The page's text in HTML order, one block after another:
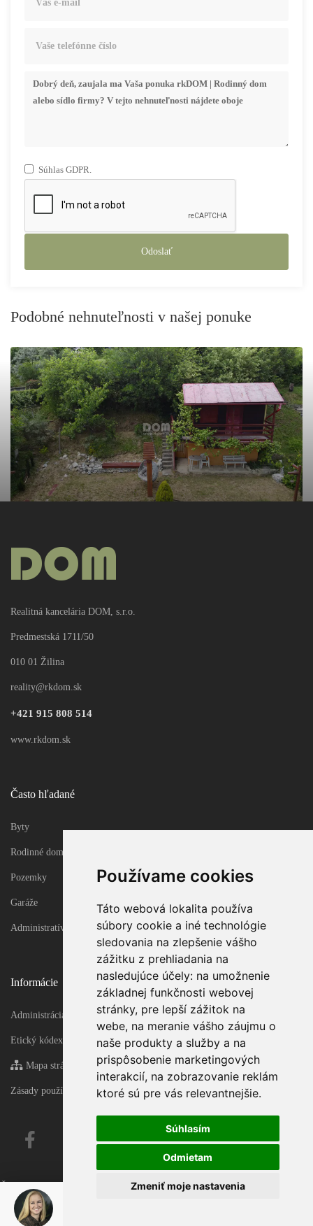
Používame cookies
Táto webová lokalita používa
súbory cookie a iné technológie
sledovania na zlepšenie vášho
zážitku z prehliadania na
nasledujúce účely: na umožnenie
základnej funkčnosti webovej
stránky, pre lepší zážitok na
webe, na meranie vášho záujmu o
naše produkty a služby a na
prispôsobenie marketingových
interakcií, na zobrazovanie reklám
ktoré sú pre vás relevantnejšie.
Súhlasím
Odmietam
Zmeniť moje nastavenia
Súhlas GDPR.
Odoslať
Podobné nehnuteľnosti v našej ponuke
rkDOM | Záhradná chatka na predaj Budatínska Lehota
Realitná kancelária DOM, s.r.o.
Predmestská 1711/50
010 01 Žilina
reality@rkdom.sk
+421 915 808 514
www.rkdom.sk
Často hľadané
Byty
Rodinné domy
Pozemky
Garáže
Administratívne objekty
Informácie
Administrácia
Etický kódex
Mapa stránky
Zásady používania súborov cookie
Čas generovania 0.14758515357971 sekúnd!
Čas generovania - final 0.1641161441803 sekúnd!
Update cookies preferences